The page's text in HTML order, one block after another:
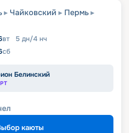
Чайковский
Пермь
вт 5 дн/4 нч
сб
Белинский
каюты